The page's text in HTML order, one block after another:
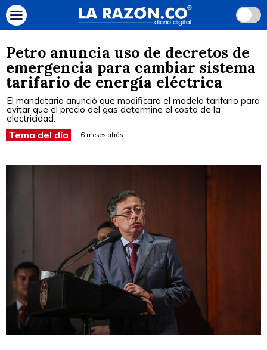
Petro anuncia uso de decretos de
emergencia para cambiar sistema
tarifario de energía eléctrica
El mandatario anunció que modificará el modelo tarifario para
evitar que el precio del gas determine el costo de la
electricidad.
Tema del día 6 meses atrás